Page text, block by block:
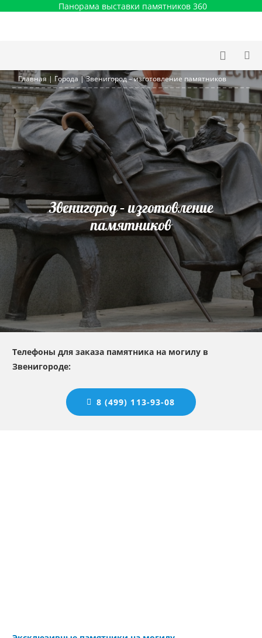
Панорама выставки памятников 360
Главная | Города |Звенигород – изготовление памятников
Звенигород – изготовление
памятников
Телефоны для заказа памятника на могилу в
Звенигороде:
8 (499) 113-93-08